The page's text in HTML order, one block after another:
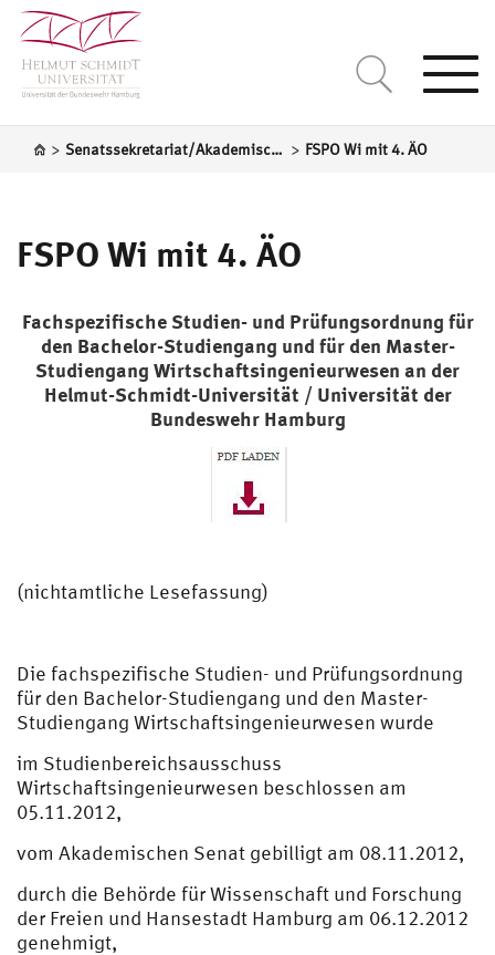
> Senatssekretariat/Akademische Selbstverwaltung > FSPO Wi mit 4. ÄO
FSPO Wi mit 4. ÄO
Fachspezifische Studien- und Prüfungsordnung für
den Bachelor-Studiengang und für den Master-
Studiengang Wirtschaftsingenieurwesen an der
Helmut-Schmidt-Universität / Universität der
Bundeswehr Hamburg
(nichtamtliche Lesefassung)
Die fachspezifische Studien- und Prüfungsordnung
für den Bachelor-Studiengang und den Master-
Studiengang Wirtschaftsingenieurwesen wurde
im Studienbereichsausschuss
Wirtschaftsingenieurwesen beschlossen am
05.11.2012,
vom Akademischen Senat gebilligt am 08.11.2012,
durch die Behörde für Wissenschaft und Forschung
der Freien und Hansestadt Hamburg am 06.12.2012
genehmigt,